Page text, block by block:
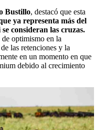
Bustillo, destacó que esta
ya representa más del
consideran las cruzas.
optimismo en la
las retenciones y la
en un momento en que
debido al crecimiento